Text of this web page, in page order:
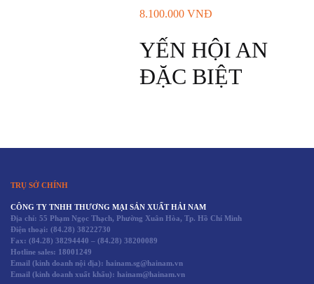
8.100.000VNĐ
YẾN HỘI AN
ĐẶC BIỆT
TRỤ SỞ CHÍNH
CÔNG TY TNHH THƯƠNG MẠI SẢN XUẤT HẢI NAM
Địa chỉ: 55 Phạm Ngọc Thạch, Phường Xuân Hòa, Tp. Hồ Chí Minh
Điện thoại: (84.28) 38222730
Fax: (84.28) 38294440 – (84.28) 38200089
Hotline sales: 18001249
Email (kinh doanh nội địa): hainam.sg@hainam.vn
Email (kinh doanh xuất khẩu): hainam@hainam.vn